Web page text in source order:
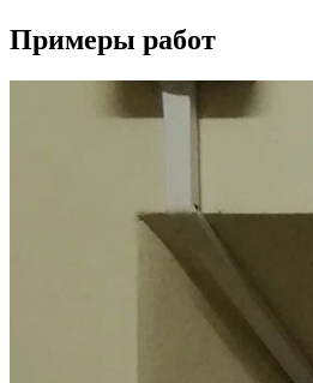
Примеры работ